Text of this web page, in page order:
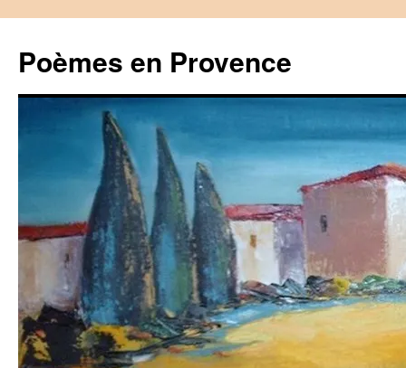
contenu
Poèmes en Provence